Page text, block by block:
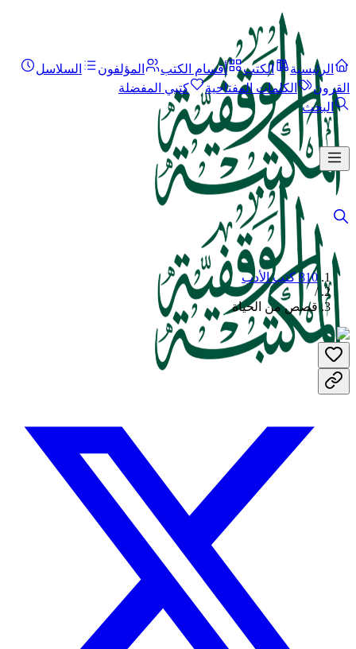
الرئيسية الكتب أقسام الكتب المؤلفون
السلاسل
القرون
الكلمات المفتاحية
كتبي المفضلة
البحث
810 كتب الأدب
/
قصص من الحياة